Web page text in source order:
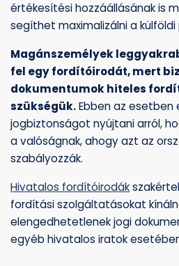
értékesítési hozzáállásának is
segíthet maximalizálni a
Magánszemélyek
fel egy fordítóirodát, mert
dokumentumok hiteles
szükségük.Ebben az
jogbiztonságot nyújtani arról,
a valóságnak, ahogy azt az
szabályozzák.
Hivatalos fordítóirodák
fordítási szolgáltatásokat
elengedhetetlenek jogi
egyéb hivatalos iratok